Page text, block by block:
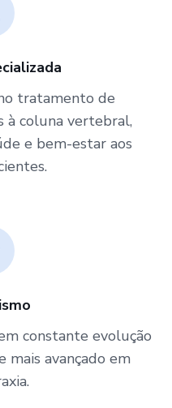
tratamento de
à coluna vertebral,
e bem-estar aos
constante evolução
mais avançado em